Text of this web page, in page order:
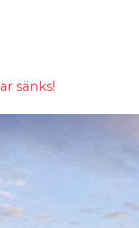
sänks!